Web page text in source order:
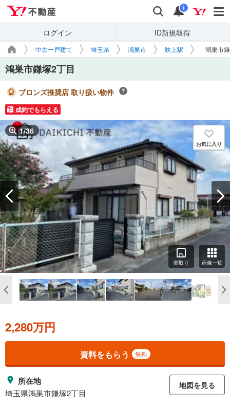
検索 通知
i
ログイン ID新規取得
中古一戸建て 埼玉県 鴻巣市 吹上駅 鴻巣市
鴻巣市鎌塚2丁目
ブロンズ推奨店 取り扱い物件
成約でもらえる
1/36
お気に入り
間取り 画像一覧
2,280万円
資料をもらう 無料
所在地
埼玉県鴻巣市鎌塚2丁目
地図を見る